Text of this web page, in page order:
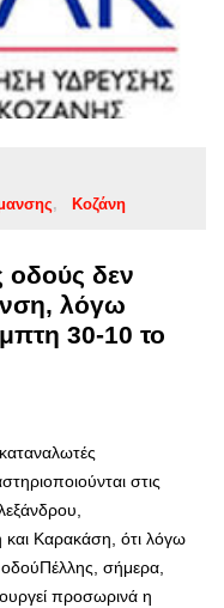
Κοζάνη
οδούς δεν
λόγω
30-10 το
στις
Καρακάση, ότι λόγω
σήμερα,
προσωρινά η